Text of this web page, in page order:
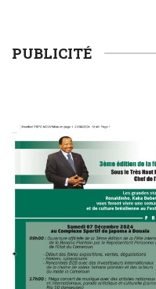
Immersion au cœur
le maintien strict du
2026
Tournoi de la Paix
rencontre
PUBLICITÉ